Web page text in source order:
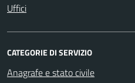
Uffici
CATEGORIE DI SERVIZIO
Anagrafe e stato civile